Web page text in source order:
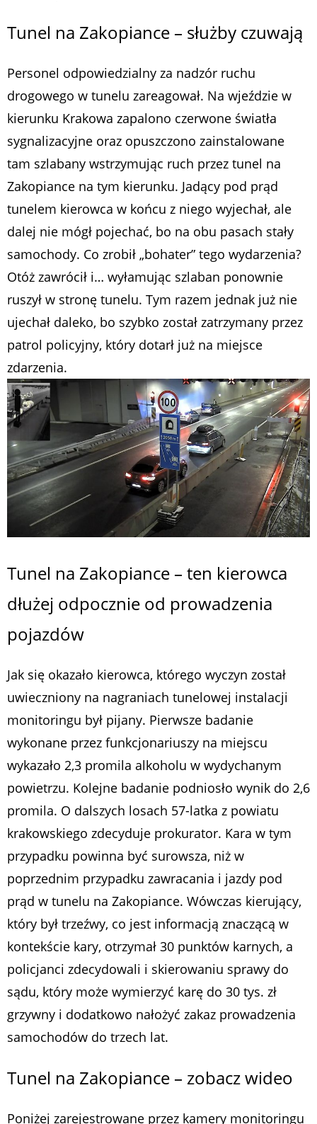
Tunel na Zakopiance – służby czuwają
Personel odpowiedzialny za nadzór ruchu
drogowego w tunelu zareagował. Na wjeździe w
kierunku Krakowa zapalono czerwone światła
sygnalizacyjne oraz opuszczono zainstalowane
tam szlabany wstrzymując ruch przez tunel na
Zakopiance na tym kierunku. Jadący pod prąd
tunelem kierowca w końcu z niego wyjechał, ale
dalej nie mógł pojechać, bo na obu pasach stały
samochody. Co zrobił „bohater” tego wydarzenia?
Otóż zawrócił i… wyłamując szlaban ponownie
ruszył w stronę tunelu. Tym razem jednak już nie
ujechał daleko, bo szybko został zatrzymany przez
patrol policyjny, który dotarł już na miejsce
zdarzenia.
Tunel na Zakopiance – ten kierowca
dłużej odpocznie od prowadzenia
pojazdów
Jak się okazało kierowca, którego wyczyn został
uwieczniony na nagraniach tunelowej instalacji
monitoringu był pijany. Pierwsze badanie
wykonane przez funkcjonariuszy na miejscu
wykazało 2,3 promila alkoholu w wydychanym
powietrzu. Kolejne badanie podniosło wynik do 2,6
promila. O dalszych losach 57-latka z powiatu
krakowskiego zdecyduje prokurator. Kara w tym
przypadku powinna być surowsza, niż w
poprzednim przypadku zawracania i jazdy pod
prąd w tunelu na Zakopiance. Wówczas kierujący,
który był trzeźwy, co jest informacją znaczącą w
kontekście kary, otrzymał 30 punktów karnych, a
policjanci zdecydowali i skierowaniu sprawy do
sądu, który może wymierzyć karę do 30 tys. zł
grzywny i dodatkowo nałożyć zakaz prowadzenia
samochodów do trzech lat.
Tunel na Zakopiance – zobacz wideo
Poniżej zarejestrowane przez kamery monitoringu